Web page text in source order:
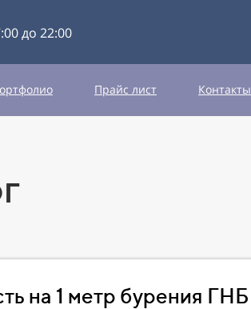
до 22:00
Прайс лист Контакты
на 1 метр бурения ГНБ